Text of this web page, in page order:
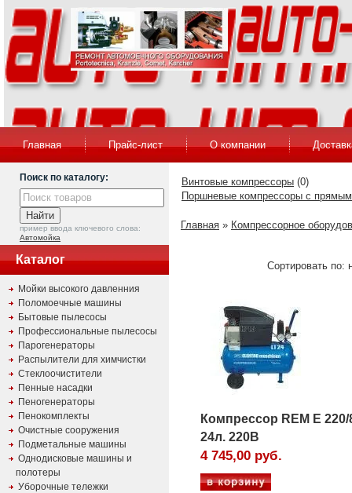
Главная Прайс-лист О компании
Поиск по каталогу:
пример ввода ключевого слова:
Автомойка
Каталог
Мойки высокого давленния
Поломоечные машины
Бытовые пылесосы
Профессиональные пылесосы
Парогенераторы
Распылители для химчистки
Стеклоочистители
Пенные насадки
Пеногенераторы
Пенокомплекты
Очистные сооружения
Подметальные машины
Однодисковые машины и
полотеры
Уборочные тележки
Винтовые компрессоры (0)
Поршневые компрессоры с
Главная » Компрессорное
Сортировать по:
Компрессор REM Е 220/
24л. 220В
4 745,00 руб.